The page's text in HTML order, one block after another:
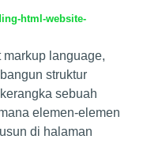
html-website-
markup language,
struktur
sebuah
elemen-elemen
di halaman